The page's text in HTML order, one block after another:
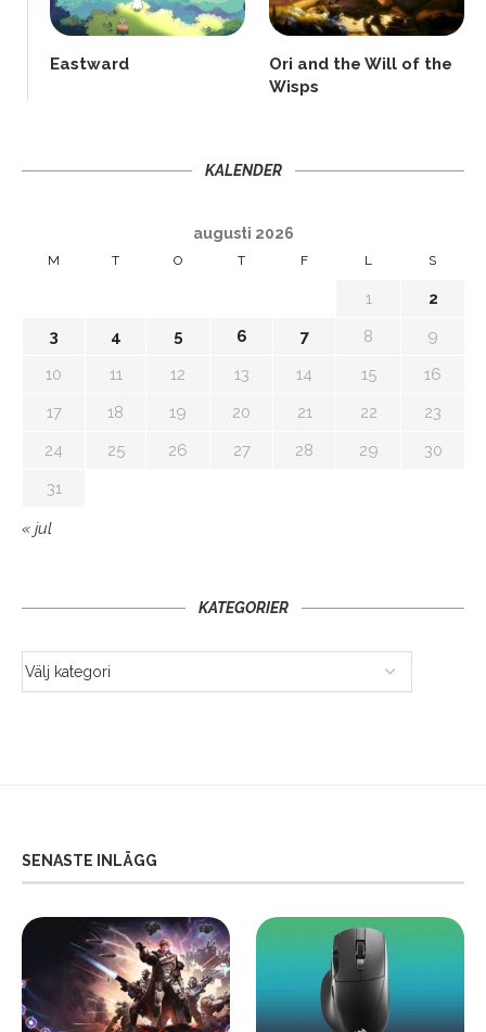
Eastward
Ori and the Will of the
Wisps
KALENDER
augusti 2026
M T O T F L S
1
2
3
4 5 6 7 8
9
10
11 12 13 14 15
16
17
18 19 20 21 22
23
24
25 26 27 28 29
30
31
« jul
KATEGORIER
SENASTE INLÄGG